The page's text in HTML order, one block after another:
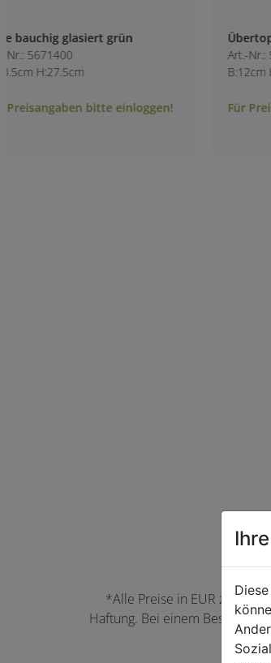
Übertopf creme für 10er
Art.-Nr.: 5671200
B:12cm H:10cm
Für Preisangaben bitte einloggen!
*Alle Preise in EUR zzgl.
Haftung. Bei einem